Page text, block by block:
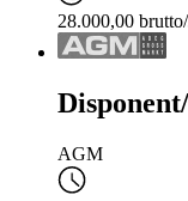
28.000,00
AGM